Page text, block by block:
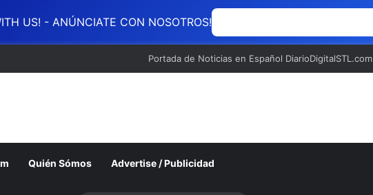
US! - ANÚNCIATE CON NOSOTROS!
Portada de Noticias en Español DiarioDigitalSTL.com
Quién Sómos Advertise / Publicidad